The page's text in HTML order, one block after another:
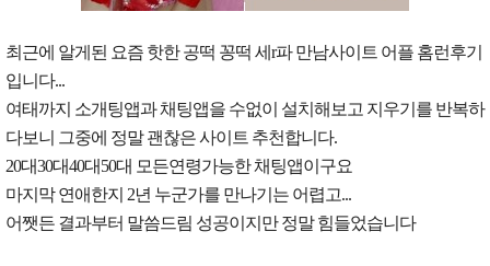
최근에 알게된 요즘 핫한 공떡 꽁떡 세r파 만남사이트 어플 홈런후기
입니다...
여태까지 소개팅앱과 채팅앱을 수없이 설치해보고 지우기를 반복하
다보니 그중에 정말 괜찮은 사이트 추천합니다.
20대30대40대50대 모든연령가능한 채팅앱이구요
마지막 연애한지 2년 누군가를 만나기는 어렵고...
어쨋든 결과부터 말씀드림 성공이지만 정말 힘들었습니다